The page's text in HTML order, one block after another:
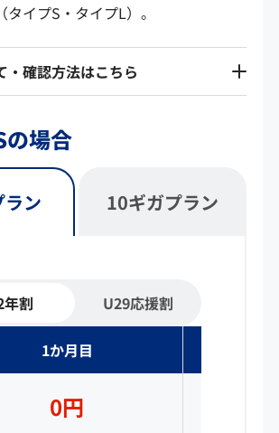
イプS・タイプL）。
・確認方法はこちら
場合
ン 10ギガプラン
年割
U29応援割
ン2年割お支払いイメージ表です。確認
1か月目
0円